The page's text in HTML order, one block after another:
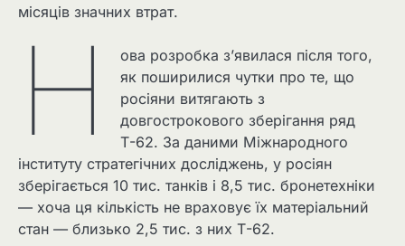
місяців значних втрат.
Н
ова розробка з’явилася після того,
як поширилися чутки про те, що
росіяни витягають з
довгострокового зберігання ряд
Т-62. За даними Міжнародного
інституту стратегічних досліджень, у росіян
зберігається 10 тис. танків і 8,5 тис. бронетехніки
— хоча ця кількість не враховує їх матеріальний
стан — близько 2,5 тис. з них Т-62.